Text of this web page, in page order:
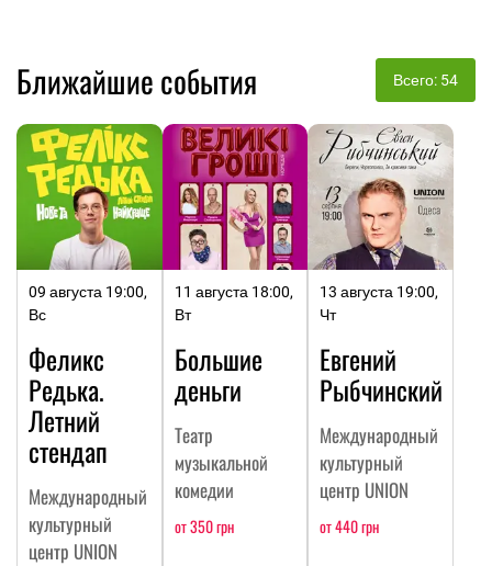
Ближайшие события Всего: 54
09 августа 19:00,
Вс
Феликс
Редька.
Летний
стендап
Международный
культурный
центр UNION
11 августа 18:00,
Вт
Большие
деньги
Театр
музыкальной
комедии
от 350 грн
13 августа 19:00,
Чт
Евгений
Рыбчинский
Международный
культурный
центр UNION
от 440 грн